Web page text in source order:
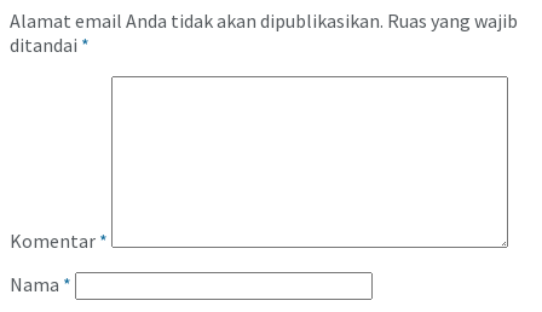
Alamat email Anda tidak akan dipublikasikan. Ruas yang wajib
ditandai *
Komentar *
Nama *